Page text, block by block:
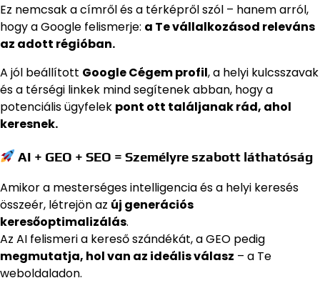
Ez nemcsak a címről és a térképről szól – hanem arról,
hogy a Google felismerje: a Te vállalkozásod releváns
az adott régióban.
A jól beállított Google Cégem profil, a helyi kulcsszavak
és a térségi linkek mind segítenek abban, hogy a
potenciális ügyfelek pont ott találjanak rád, ahol
keresnek.
AI + GEO + SEO = Személyre szabott láthatóság
Amikor a mesterséges intelligencia és a helyi keresés
összeér, létrejön az új generációs
keresőoptimalizálás.
Az AI felismeri a kereső szándékát, a GEO pedig
megmutatja, hol van az ideális válasz – a Te
weboldaladon.